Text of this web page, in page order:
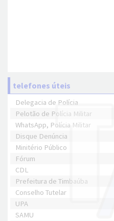
telefones úteis
Delegacia de Polícia
Pelotão de Polícia Militar
WhatsApp, Polícia Militar
Disque Denúncia
Minitério Público
Fórum
CDL
Prefeitura de Timbaúba
Conselho Tutelar
UPA
SAMU